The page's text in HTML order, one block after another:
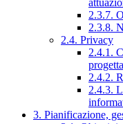
2.3.7.
2.3.8.
2.4. Privacy
2.4.1.
2.4.2.
2.4.3.
3. Pianificazione,